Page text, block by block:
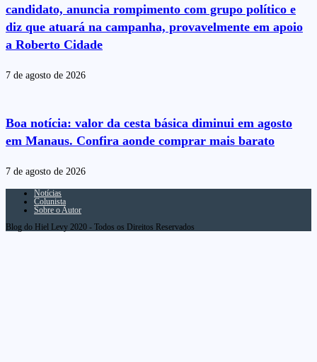
candidato, anuncia rompimento com grupo político e
diz que atuará na campanha, provavelmente em apoio
a Roberto Cidade
7 de agosto de 2026
Boa notícia: valor da cesta básica diminui em agosto
em Manaus. Confira aonde comprar mais barato
7 de agosto de 2026
Notícias
Colunista
Sobre o Autor
Blog do Hiel Levy 2020 - Todos os Direitos Reservados